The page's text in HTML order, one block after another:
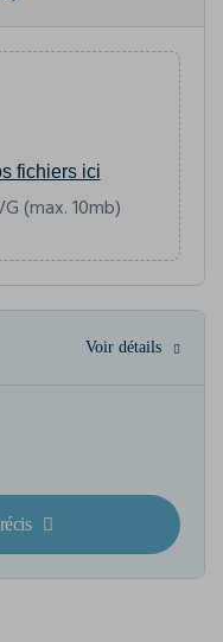
fichiers ici
(max. 10mb)
Voir détails